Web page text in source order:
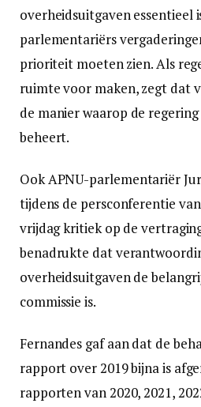
overheidsuitgaven essentieel
parlementariërs
prioriteit moeten zien. Als
ruimte voor maken, zegt dat
de manier waarop de
beheert.
Ook APNU-parlementariër
tijdens de persconferentie
vrijdag kritiek op de
benadrukte dat
overheidsuitgaven de
commissie is.
Fernandes gaf aan dat de
rapport over 2019 bijna is
rapporten van 2020, 2021,